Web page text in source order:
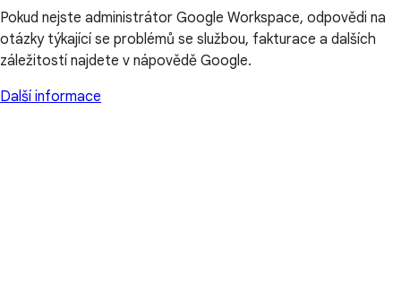
Pokud nejste administrátor Google Workspace, odpovědi na
otázky týkající se problémů se službou, fakturace a dalších
záležitostí najdete v nápovědě Google.
Další informace